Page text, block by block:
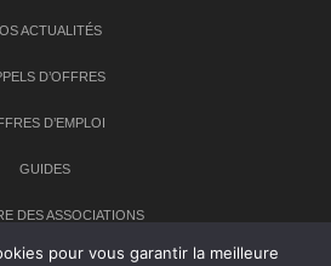
ACTUALITÉS
D’OFFRES
D’EMPLOI
GUIDES
DES ASSOCIATIONS
pour vous garantir la meilleure